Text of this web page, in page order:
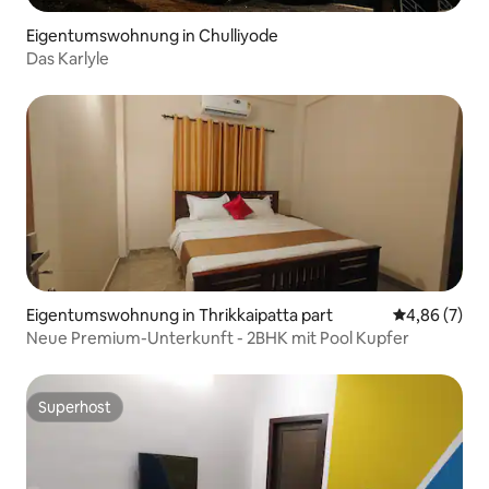
Eigentumswohnung in Chulliyode
Das Karlyle
Eigentumswohnung in Thrikkaipatta part
4,86 (7)
Neue Premium-Unterkunft - 2BHK mit Pool Kupfer
Superhost
Superhost